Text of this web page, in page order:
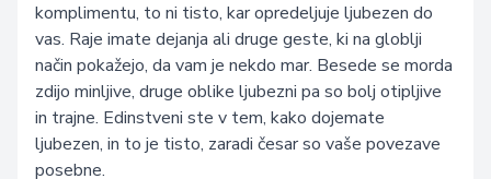
komplimentu, to ni tisto, kar opredeljuje ljubezen do
vas. Raje imate dejanja ali druge geste, ki na globlji
način pokažejo, da vam je nekdo mar. Besede se morda
zdijo minljive, druge oblike ljubezni pa so bolj otipljive
in trajne. Edinstveni ste v tem, kako dojemate
ljubezen, in to je tisto, zaradi česar so vaše povezave
posebne.